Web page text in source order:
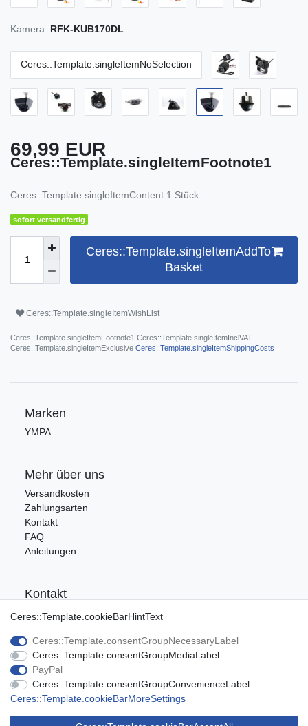
Kamera: RFK-KUB170DL
Ceres::Template.singleItemNoSelection
69,99 EUR
Ceres::Template.singleItemFootnote1
Ceres::Template.singleItemContent 1 Stück
sofort versandfertig
Ceres::Template.singleItemAddTo
Basket
Ceres::Template.singleItemWishList
Ceres::Template.singleItemFootnote1 Ceres::Template.singleItemInclVAT
Ceres::Template.singleItemExclusive Ceres::Template.singleItemShippingCosts
Marken
YMPA
Mehr über uns
Versandkosten
Zahlungsarten
Kontakt
FAQ
Anleitungen
Kontakt
Tel.: 09176/9986400
Rechtliches
Datenschutz
Widerrufsrecht
AGB
Ceres::Template.cookieBarHintText
Ceres::Template.consentGroupNecessaryLabel
Ceres::Template.consentGroupMediaLabel
PayPal
Ceres::Template.consentGroupConvenienceLabel
Ceres::Template.cookieBarMoreSettings